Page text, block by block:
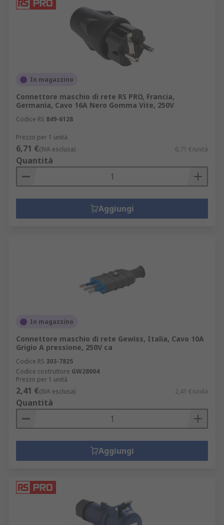
In magazzino
Connettore maschio di rete RS PRO, Francia,
Germania, Cavo 16A Nero Gomma Vite, 250V
Codice RS 849-6128
Prezzo per 1 unità
6,71 €(IVA esclusa) 6,71 €/unità
Quantità
Aggiungi
In magazzino
Connettore maschio di rete Gewiss, Italia, Cavo 10A
Grigio A pressione, 250V ca
Codice RS 303-7825
Codice costruttore GW28004
Prezzo per 1 unità
2,41 €(IVA esclusa) 2,41 €/unità
Quantità
Aggiungi